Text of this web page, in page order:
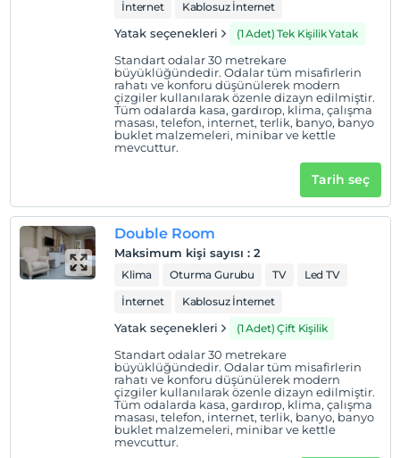
İnternet Kablosuz İnternet
Yatak seçenekleri (1 Adet) Tek Kişilik Yatak
Standart odalar 30 metrekare
büyüklüğündedir. Odalar tüm misafirlerin
rahatı ve konforu düşünülerek modern
çizgiler kullanılarak özenle dizayn edilmiştir.
Tüm odalarda kasa, gardırop, klima, çalışma
masası, telefon, internet, terlik, banyo, banyo
buklet malzemeleri, minibar ve kettle
mevcuttur.
Tarih seç
Double Room
Maksimum kişi sayısı : 2
Klima Oturma Gurubu TV
Led TV
İnternet
Kablosuz İnternet
Yatak seçenekleri (1 Adet) Çift Kişilik
Standart odalar 30 metrekare
büyüklüğündedir. Odalar tüm misafirlerin
rahatı ve konforu düşünülerek modern
çizgiler kullanılarak özenle dizayn edilmiştir.
Tüm odalarda kasa, gardırop, klima, çalışma
masası, telefon, internet, terlik, banyo, banyo
buklet malzemeleri, minibar ve kettle
mevcuttur.